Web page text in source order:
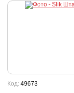
Код: 49673